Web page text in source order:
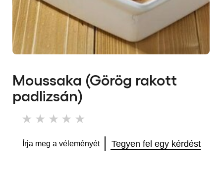
Moussaka (Görög rakott
padlizsán)
Nem
küldtek
értékelést
Írja meg a véleményét Tegyen fel egy kérdést